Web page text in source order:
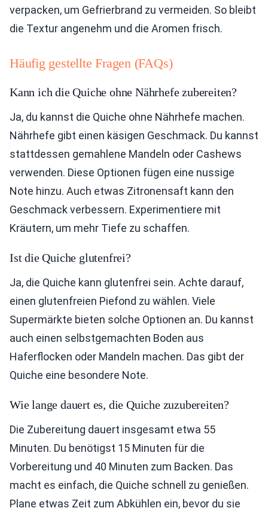
verpacken, um Gefrierbrand zu vermeiden. So bleibt
die Textur angenehm und die Aromen frisch.
Häufig gestellte Fragen (FAQs)
Kann ich die Quiche ohne Nährhefe zubereiten?
Ja, du kannst die Quiche ohne Nährhefe machen.
Nährhefe gibt einen käsigen Geschmack. Du kannst
stattdessen gemahlene Mandeln oder Cashews
verwenden. Diese Optionen fügen eine nussige
Note hinzu. Auch etwas Zitronensaft kann den
Geschmack verbessern. Experimentiere mit
Kräutern, um mehr Tiefe zu schaffen.
Ist die Quiche glutenfrei?
Ja, die Quiche kann glutenfrei sein. Achte darauf,
einen glutenfreien Piefond zu wählen. Viele
Supermärkte bieten solche Optionen an. Du kannst
auch einen selbstgemachten Boden aus
Haferflocken oder Mandeln machen. Das gibt der
Quiche eine besondere Note.
Wie lange dauert es, die Quiche zuzubereiten?
Die Zubereitung dauert insgesamt etwa 55
Minuten. Du benötigst 15 Minuten für die
Vorbereitung und 40 Minuten zum Backen. Das
macht es einfach, die Quiche schnell zu genießen.
Plane etwas Zeit zum Abkühlen ein, bevor du sie